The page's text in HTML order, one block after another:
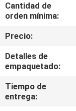
LA
FÁBRICA
CONTROL
DE
CALIDAD
Cantidad de
orden mínima:
Precio:
Detalles de
empaquetado:
Tiempo de
entrega: